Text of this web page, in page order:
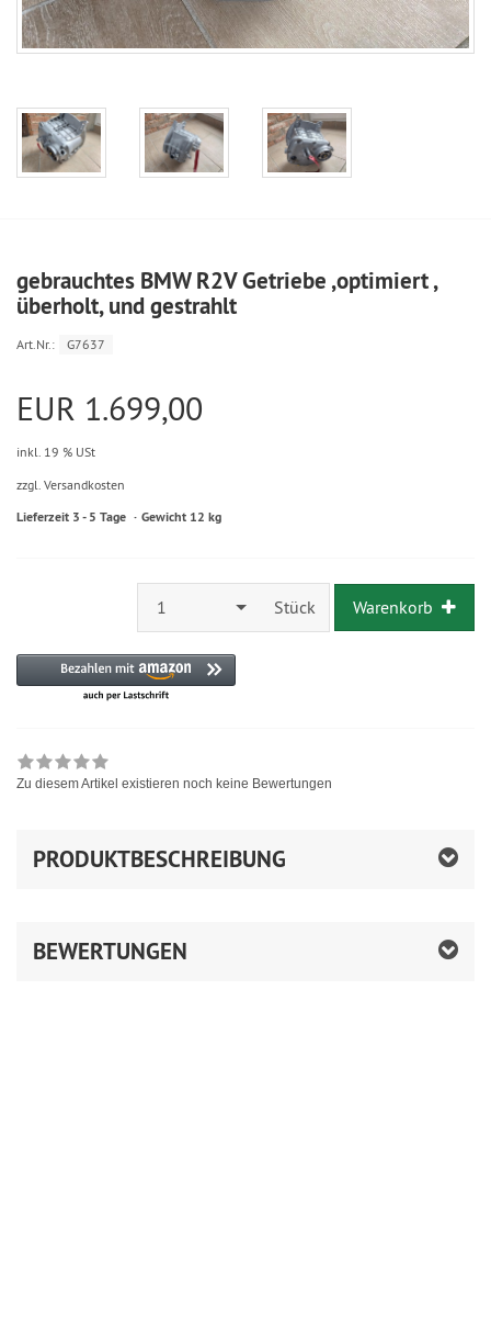
gebrauchtes BMW R2V Getriebe ,optimiert ,
überholt, und gestrahlt
Art.Nr.: G7637
EUR 1.699,00
inkl. 19 % USt
zzgl. Versandkosten
Lieferzeit 3 - 5 Tage Gewicht 12 kg
1 Stück Warenkorb
Zu diesem Artikel existieren noch keine Bewertungen
PRODUKTBESCHREIBUNG
BEWERTUNGEN